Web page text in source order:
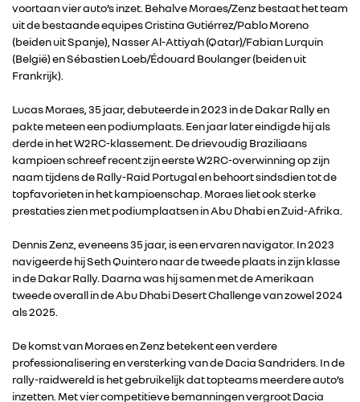
voortaan vier auto’s inzet. Behalve Moraes/Zenz bestaat het team
uit de bestaande equipes Cristina Gutiérrez/Pablo Moreno
(beiden uit Spanje), Nasser Al-Attiyah (Qatar)/Fabian Lurquin
(België) en Sébastien Loeb/Édouard Boulanger (beiden uit
Frankrijk).
Lucas Moraes, 35 jaar, debuteerde in 2023 in de Dakar Rally en
pakte meteen een podiumplaats. Een jaar later eindigde hij als
derde in het W2RC-klassement. De drievoudig Braziliaans
kampioen schreef recent zijn eerste W2RC-overwinning op zijn
naam tijdens de Rally-Raid Portugal en behoort sindsdien tot de
topfavorieten in het kampioenschap. Moraes liet ook sterke
prestaties zien met podiumplaatsen in Abu Dhabi en Zuid-Afrika.
Dennis Zenz, eveneens 35 jaar, is een ervaren navigator. In 2023
navigeerde hij Seth Quintero naar de tweede plaats in zijn klasse
in de Dakar Rally. Daarna was hij samen met de Amerikaan
tweede overall in de Abu Dhabi Desert Challenge van zowel 2024
als 2025.
De komst van Moraes en Zenz betekent een verdere
professionalisering en versterking van de Dacia Sandriders. In de
rally-raidwereld is het gebruikelijk dat topteams meerdere auto’s
inzetten. Met vier competitieve bemanningen vergroot Dacia